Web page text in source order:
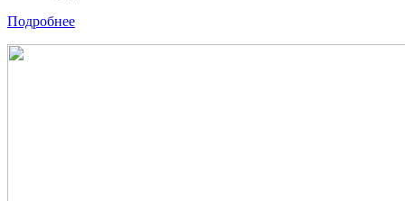
Подробнее